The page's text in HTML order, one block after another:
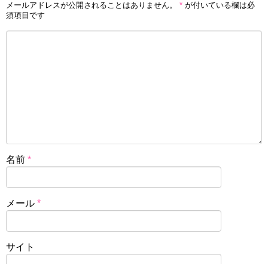
メールアドレスが公開されることはありません。 * が付いている欄は必
須項目です
名前 *
メール *
サイト